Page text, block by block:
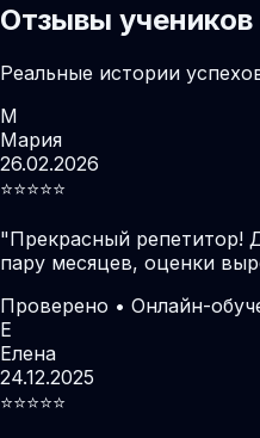
Отзывы
Реальные истории
М
Мария
26.02.2026
⭐️⭐️⭐️⭐️⭐️
"Прекрасный репетитор!
пару месяцев, оценки
Проверено • Онлайн-
Е
Елена
24.12.2025
⭐️⭐️⭐️⭐️⭐️